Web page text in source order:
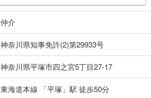
仲介
神奈川県知事免許(2)第29933号
神奈川県平塚市四之宮5丁目27-17
東海道本線 「平塚」駅 徒歩50分